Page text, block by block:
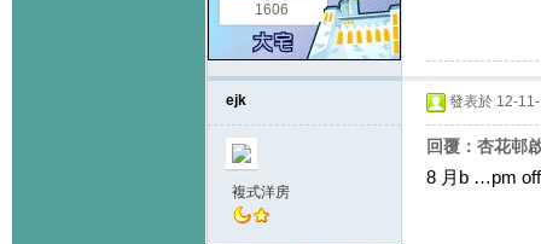
1606
ejk
複式洋房
發表於 12-
回覆：杏花邨
8 月b …pm